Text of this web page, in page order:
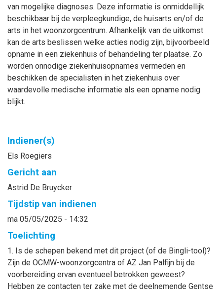
van mogelijke diagnoses. Deze informatie is onmiddellijk
beschikbaar bij de verpleegkundige, de huisarts en/of de
arts in het woonzorgcentrum. Afhankelijk van de uitkomst
kan de arts beslissen welke acties nodig zijn, bijvoorbeeld
opname in een ziekenhuis of behandeling ter plaatse. Zo
worden onnodige ziekenhuisopnames vermeden en
beschikken de specialisten in het ziekenhuis over
waardevolle medische informatie als een opname nodig
blijkt.
Indiener(s)
Els Roegiers
Gericht aan
Astrid De Bruycker
Tijdstip van indienen
ma 05/05/2025 - 14:32
Toelichting
1. Is de schepen bekend met dit project (of de Bingli-tool)?
Zijn de OCMW-woonzorgcentra of AZ Jan Palfijn bij de
voorbereiding ervan eventueel betrokken geweest?
Hebben ze contacten ter zake met de deelnemende Gentse